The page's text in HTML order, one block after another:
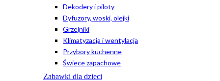
Dekodery i piloty
Dyfuzory, woski, olejki
Grzejniki
Klimatyzacja i wentylacja
Przybory kuchenne
Świece zapachowe
Zabawki dla dzieci